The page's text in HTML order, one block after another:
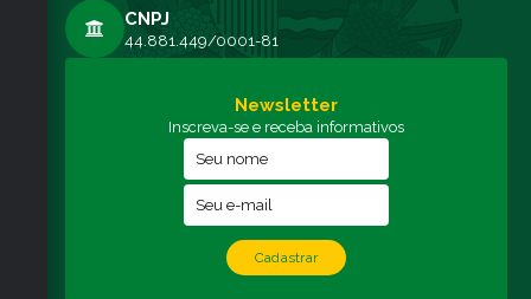
CNPJ
44.881.449/0001-81
Newsletter
Inscreva-se e receba informativos
Cadastrar